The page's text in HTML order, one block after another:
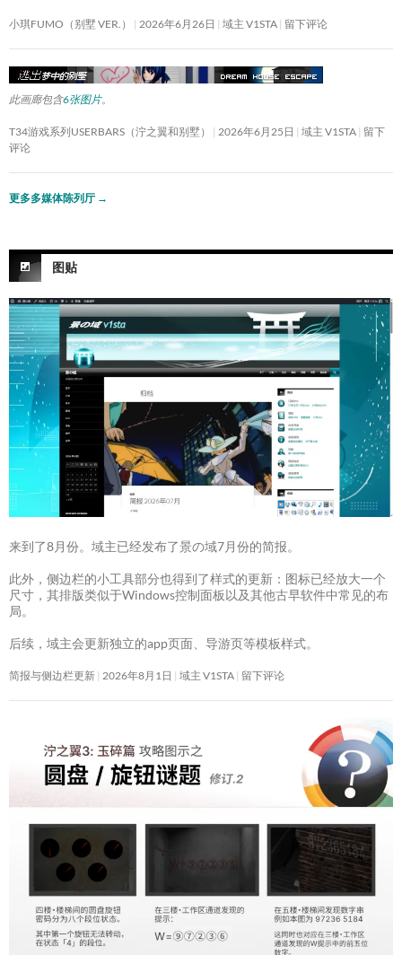
小琪FUMO（别墅 VER.） 2026年6月26日 域主 V1STA 留下评论
此画廊包含6张图片。
T34游戏系列USERBARS（泞之翼和别墅） 2026年6月25日 域主 V1STA 留下
评论
更多多媒体陈列厅 →
图贴
来到了8月份。域主已经发布了景の域7月份的简报。
此外，侧边栏的小工具部分也得到了样式的更新：图标已经放大一个
尺寸，其排版类似于Windows控制面板以及其他古早软件中常见的布
局。
后续，域主会更新独立的app页面、导游页等模板样式。
简报与侧边栏更新 2026年8月1日 域主 V1STA 留下评论